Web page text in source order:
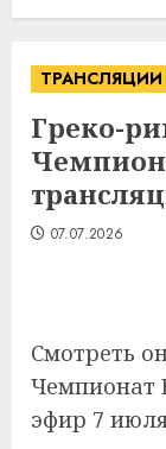
Греко-
07.07.2026
Смотреть
Чемпионат
эфир 7